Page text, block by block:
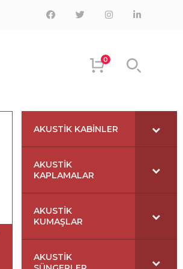
FacebookTwitterInstagramLinkedIn
0
AKUSTIK KABINLER
AKUSTIK
KAPLAMALAR
AKUSTIK
KUMAŞLAR
AKUSTIK